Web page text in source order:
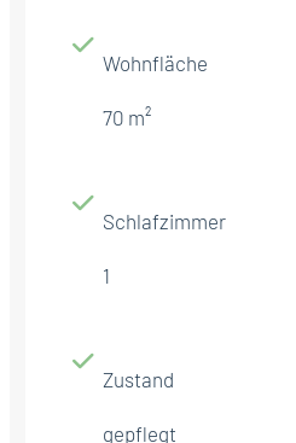
Wohnfläche
70 m²
Schlafzimmer
1
Zustand
gepflegt